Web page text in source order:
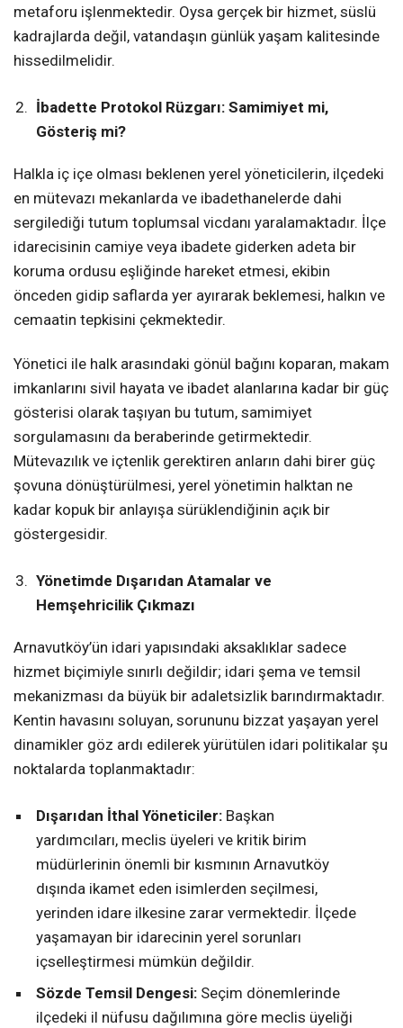
metaforu işlenmektedir. Oysa gerçek bir hizmet, süslü
kadrajlarda değil, vatandaşın günlük yaşam kalitesinde
hissedilmelidir.
İbadette Protokol Rüzgarı: Samimiyet mi,
Gösteriş mi?
Halkla iç içe olması beklenen yerel yöneticilerin, ilçedeki
en mütevazı mekanlarda ve ibadethanelerde dahi
sergilediği tutum toplumsal vicdanı yaralamaktadır. İlçe
idarecisinin camiye veya ibadete giderken adeta bir
koruma ordusu eşliğinde hareket etmesi, ekibin
önceden gidip saflarda yer ayırarak beklemesi, halkın ve
cemaatin tepkisini çekmektedir.
Yönetici ile halk arasındaki gönül bağını koparan, makam
imkanlarını sivil hayata ve ibadet alanlarına kadar bir güç
gösterisi olarak taşıyan bu tutum, samimiyet
sorgulamasını da beraberinde getirmektedir.
Mütevazılık ve içtenlik gerektiren anların dahi birer güç
şovuna dönüştürülmesi, yerel yönetimin halktan ne
kadar kopuk bir anlayışa sürüklendiğinin açık bir
göstergesidir.
Yönetimde Dışarıdan Atamalar ve
Hemşehricilik Çıkmazı
Arnavutköy’ün idari yapısındaki aksaklıklar sadece
hizmet biçimiyle sınırlı değildir; idari şema ve temsil
mekanizması da büyük bir adaletsizlik barındırmaktadır.
Kentin havasını soluyan, sorununu bizzat yaşayan yerel
dinamikler göz ardı edilerek yürütülen idari politikalar şu
noktalarda toplanmaktadır:
Dışarıdan İthal Yöneticiler: Başkan
yardımcıları, meclis üyeleri ve kritik birim
müdürlerinin önemli bir kısmının Arnavutköy
dışında ikamet eden isimlerden seçilmesi,
yerinden idare ilkesine zarar vermektedir. İlçede
yaşamayan bir idarecinin yerel sorunları
içselleştirmesi mümkün değildir.
Sözde Temsil Dengesi: Seçim dönemlerinde
ilçedeki il nüfusu dağılımına göre meclis üyeliği